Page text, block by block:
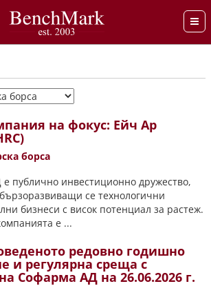
на фокус: Ейч Ар
борса
публично инвестиционно дружество,
се технологични
бизнеси с висок потенциал за растеж.
е ...
редовно годишно
и регулярна среща с
Софарма АД на 26.06.2026 г.